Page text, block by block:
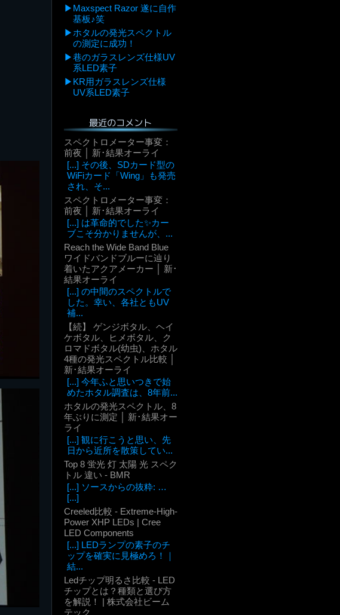
Maxspect Razor 遂に自作
基板♪笑
ホタルの発光スペクトル
の測定に成功！
巷のガラスレンズ仕様UV
系LED素子
KR用ガラスレンズ仕様
UV系LED素子
最近のコメント
スペクトロメーター事変：
前夜 │ 新･結果オーライ
[...] その後、SDカード型の
WiFiカード「Wing」も発売
され、そ...
スペクトロメーター事変：
前夜 │ 新･結果オーライ
[...] は革命的でした✨カー
ブこそ分かりませんが、...
Reach the Wide Band Blue
ワイドバンドブルーに辿り
着いたアクアメーカー │ 新･
結果オーライ
[...] の中間のスペクトルで
した。幸い、各社ともUV
補...
【続】 ゲンジボタル、ヘイ
ケボタル、ヒメボタル、ク
ロマドボタル(幼虫)、ホタル
4種の発光スペクトル比較 │
新･結果オーライ
[...] 今年ふと思いつきで始
めたホタル調査は、8年前...
ホタルの発光スペクトル、8
年ぶりに測定 │ 新･結果オー
ライ
[...] 観に行こうと思い、先
日から近所を散策してい...
Top 8 蛍光 灯 太陽 光 スペク
トル 違い - BMR
[...] ソースからの抜粋: …
[...]
Creeled比較 - Extreme-High-
Power XHP LEDs | Cree
LED Components
[...] LEDランプの素子のチ
ップを確実に見極めろ！｜
結...
Ledチップ明るさ比較 - LED
チップとは？種類と選び方
を解説！ | 株式会社ビーム
テック